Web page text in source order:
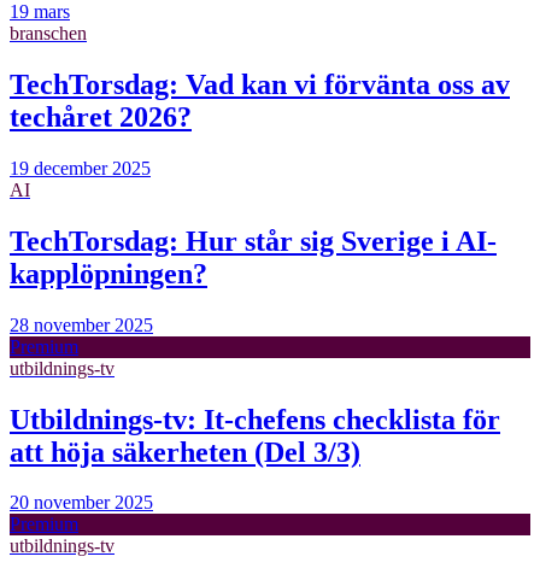
19 mars
branschen
TechTorsdag: Vad kan vi förvänta oss av
techåret 2026?
19 december 2025
AI
TechTorsdag: Hur står sig Sverige i AI-
kapplöpningen?
28 november 2025
Premium
utbildnings-tv
Utbildnings-tv: It-chefens checklista för
att höja säkerheten (Del 3/3)
20 november 2025
Premium
utbildnings-tv